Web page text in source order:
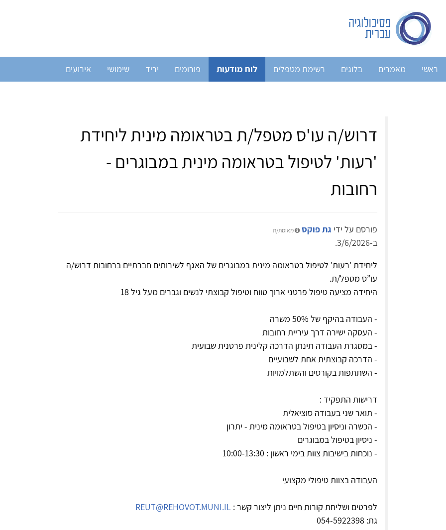
ראשי מאמרים בלוגים רשימת מטפלים לוח מודעות פורומים יריד שימושי אירועים
דרוש/ה עו'ס מטפל/ת בטראומה מינית ליחידת
'רעות' לטיפול בטראומה מינית במבוגרים -
רחובות
פורסם על ידי גת פוקס מאומת/ת
ב-3/6/2026.
ליחידת 'רעות' לטיפול בטראומה מינית במבוגרים של האגף לשירותים חברתיים ברחובות דרוש/ה
עו”ס מטפל/ת.
היחידה מציעה טיפול פרטני ארוך טווח וטיפול קבוצתי לנשים וגברים מעל גיל 18
- העבודה בהיקף של 50% משרה
- העסקה ישירה דרך עיריית רחובות
- במסגרת העבודה תינתן הדרכה קלינית פרטנית שבועית
- הדרכה קבוצתית אחת לשבועיים
- השתתפות בקורסים והשתלמויות
דרישות התפקיד :
- תואר שני בעבודה סוציאלית
- הכשרה וניסיון בטיפול בטראומה מינית - יתרון
- ניסיון בטיפול במבוגרים
- נוכחות בישיבות צוות בימי ראשון : 10:00-13:30
העבודה בצוות טיפולי מקצועי
לפרטים ושליחת קורות חיים ניתן ליצור קשר : REUT@REHOVOT.MUNI.IL
גת: 054-5922398